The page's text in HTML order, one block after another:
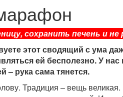
сохранить печень и
этот сводящий с ума
ей бесполезно. У
– рука сама тянется.
Традиция – вещь